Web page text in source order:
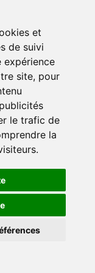
et
de suivi
expérience
site, pour
le trafic de
la